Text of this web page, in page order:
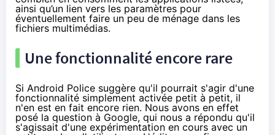
ainsi qu’un lien vers les paramètres pour
éventuellement faire un peu de ménage dans les
fichiers multimédias.
Une fonctionnalité encore rare
Si Android Police suggère qu'il pourrait s'agir d'une
fonctionnalité simplement activée petit à petit, il
n'en est en fait encore rien. Nous avons en effet
posé la question à Google, qui nous a répondu qu'il
s'agissait d'une expérimentation en cours avec un